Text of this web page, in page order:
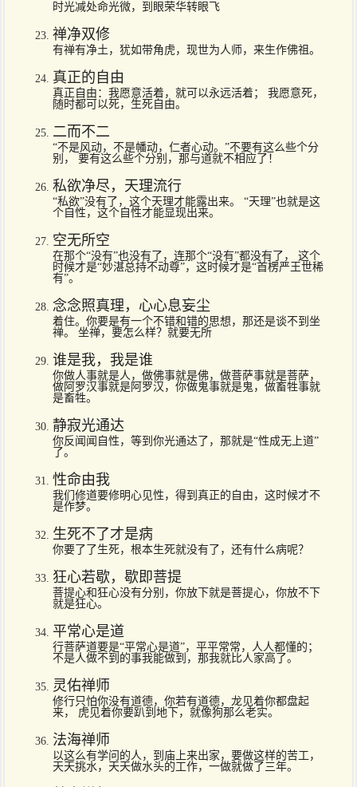
时光减处命光微，到眼荣华转眼飞
禅净双修
有禅有净土，犹如带角虎，现世为人师，来生作佛祖。
真正的自由
真正自由：我愿意活着，就可以永远活着； 我愿意死，
随时都可以死，生死自由。
二而不二
“不是风动，不是幡动，仁者心动。”不要有这么些个分
别， 要有这么些个分别，那与道就不相应了！
私欲净尽，天理流行
“私欲”没有了，这个天理才能露出来。 “天理”也就是这
个自性，这个自性才能显现出来。
空无所空
在那个“没有”也没有了，连那个“没有”都没有了， 这个
时候才是“妙湛总持不动尊”，这时候才是“首楞严王世稀
有”。
念念照真理，心心息妄尘
着住。你要是有一个不错和错的思想，那还是谈不到坐
禅。 坐禅，要怎么样？就要无所
谁是我，我是谁
你做人事就是人，做佛事就是佛，做菩萨事就是菩萨，
做阿罗汉事就是阿罗汉，你做鬼事就是鬼，做畜牲事就
是畜牲。
静寂光通达
你反闻闻自性，等到你光通达了，那就是“性成无上道”
了。
性命由我
我们修道要修明心见性，得到真正的自由，这时候才不
是作梦。
生死不了才是病
你要了了生死，根本生死就没有了，还有什么病呢？
狂心若歇，歇即菩提
菩提心和狂心没有分别，你放下就是菩提心，你放不下
就是狂心。
平常心是道
行菩萨道要是“平常心是道”，平平常常，人人都懂的；
不是人做不到的事我能做到，那我就比人家高了。
灵佑禅师
修行只怕你没有道德，你若有道德，龙见着你都盘起
来， 虎见着你要趴到地下，就像狗那么老实。
法海禅师
以这么有学问的人，到庙上来出家，要做这样的苦工，
天天挑水，天天做水头的工作，一做就做了三年。